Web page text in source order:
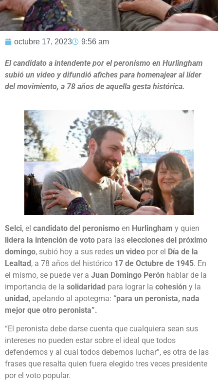
octubre 17, 2023 9:56 am
El candidato a intendente por el peronismo en Hurlingham
subió un video y difundió afiches para homenajear al líder
del movimiento, a 78 años de aquella gesta histórica.
Selci, el candidato del peronismo en Hurlingham y quien
lidera la intención de voto para las elecciones del próximo
domingo, subió hoy a sus redes un video por el Día de la
Lealtad, a 78 años del histórico 17 de Octubre de 1945. En
el mismo, se puede ver a Juan Domingo Perón hablar de la
importancia de la solidaridad para lograr la cohesión y la
unidad, apelando al apotegma: “para un peronista, nada
mejor que otro peronista”.
“El peronista debe darse cuenta que cualquiera sean sus
intereses no pueden estar sobre el ideal que todos
defendemos y al cual todos debemos luchar”, es otra de las
frases que resalta quien fuera elegido tres veces presidente
por el voto popular.